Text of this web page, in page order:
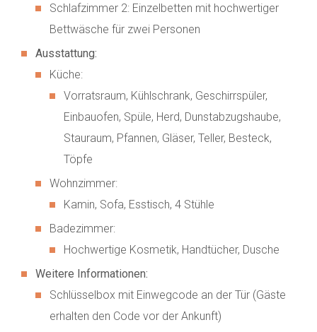
Schlafzimmer 2: Einzelbetten mit hochwertiger
Bettwäsche für zwei Personen
Ausstattung:
Küche:
Vorratsraum, Kühlschrank, Geschirrspüler,
Einbauofen, Spüle, Herd, Dunstabzugshaube,
Stauraum, Pfannen, Gläser, Teller, Besteck,
Töpfe
Wohnzimmer:
Kamin, Sofa, Esstisch, 4 Stühle
Badezimmer:
Hochwertige Kosmetik, Handtücher, Dusche
Weitere Informationen:
Schlüsselbox mit Einwegcode an der Tür (Gäste
erhalten den Code vor der Ankunft)